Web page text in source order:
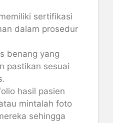
sertifikasi
dalam prosedur
benang yang
pastikan sesuai
hasil pasien
mintalah foto
sehingga